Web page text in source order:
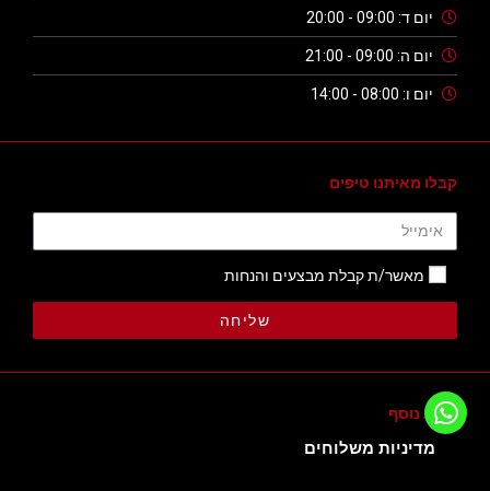
יום ד: 09:00 - 20:00
יום ה: 09:00 - 21:00
יום ו: 08:00 - 14:00
קבלו מאיתנו טיפים
מאשר/ת קבלת מבצעים והנחות
שליחה
מידע נוסף
מדיניות משלוחים